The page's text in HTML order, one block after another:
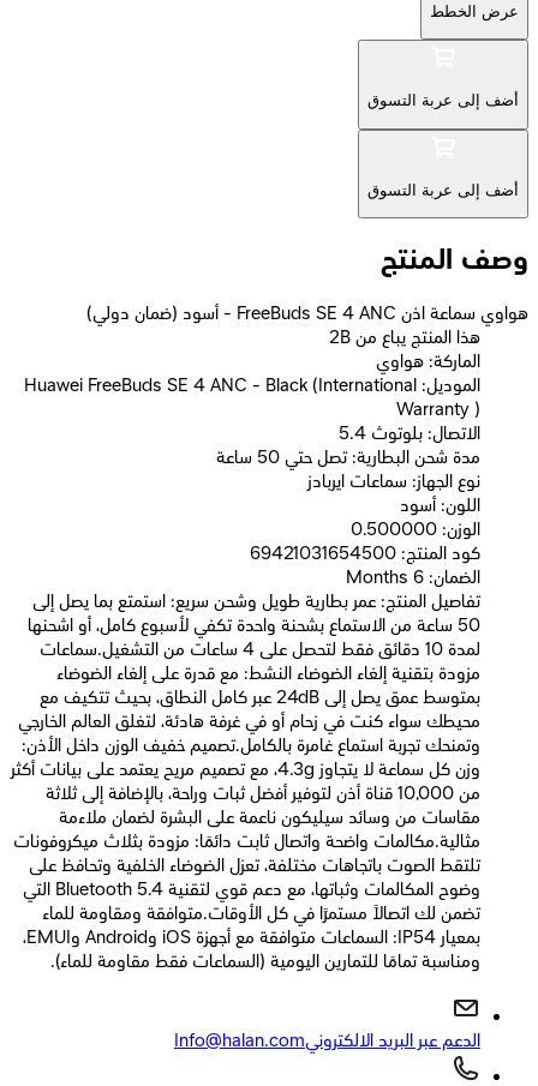
عرض الخطط
أضف إلى عربة التسوق
أضف إلى عربة التسوق
وصف المنتج
هواوي سماعة اذن FreeBuds SE 4 ANC - أسود (ضمان دولي)
2B هذا المنتج يباع من
الماركة: هواوي
الموديل: Huawei FreeBuds SE 4 ANC - Black (International
Warranty )
الاتصال: بلوتوث 5.4
مدة شحن البطارية: تصل حتي 50 ساعة
نوع الجهاز: سماعات ايربادز
اللون: أسود
الوزن: 0.500000
كود المنتج: 69421031654500
الضمان: 6 Months
تفاصيل المنتج: عمر بطارية طويل وشحن سريع: استمتع بما يصل إلى
50 ساعة من الاستماع بشحنة واحدة تكفي لأسبوع كامل، أو اشحنها
لمدة 10 دقائق فقط لتحصل على 4 ساعات من التشغيل.سماعات
مزودة بتقنية إلغاء الضوضاء النشط: مع قدرة على إلغاء الضوضاء
بمتوسط عمق يصل إلى ‎24dB‎ عبر كامل النطاق، بحيث تتكيف مع
محيطك سواء كنت في زحام أو في غرفة هادئة، لتغلق العالم الخارجي
وتمنحك تجربة استماع غامرة بالكامل.تصميم خفيف الوزن داخل الأذن:
وزن كل سماعة لا يتجاوز ‎4.3g‎، مع تصميم مريح يعتمد على بيانات أكثر
من ‎10,000‎ قناة أذن لتوفير أفضل ثبات وراحة، بالإضافة إلى ثلاثة
مقاسات من وسائد سيليكون ناعمة على البشرة لضمان ملاءمة
مثالية.مكالمات واضحة واتصال ثابت دائمًا: مزودة بثلاث ميكروفونات
تلتقط الصوت باتجاهات مختلفة، تعزل الضوضاء الخلفية وتحافظ على
وضوح المكالمات وثباتها، مع دعم قوي لتقنية Bluetooth 5.4 التي
تضمن لك اتصالاً مستمرًا في كل الأوقات.متوافقة ومقاومة للماء
بمعيار IP54: السماعات متوافقة مع أجهزة iOS وAndroid وEMUI،
ومناسبة تمامًا للتمارين اليومية (السماعات فقط مقاومة للماء).
الدعم عبر البريد الالكترونيInfo@halan.com